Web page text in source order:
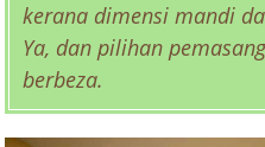
kerana dimensi mandi
Ya, dan pilihan
berbeza.